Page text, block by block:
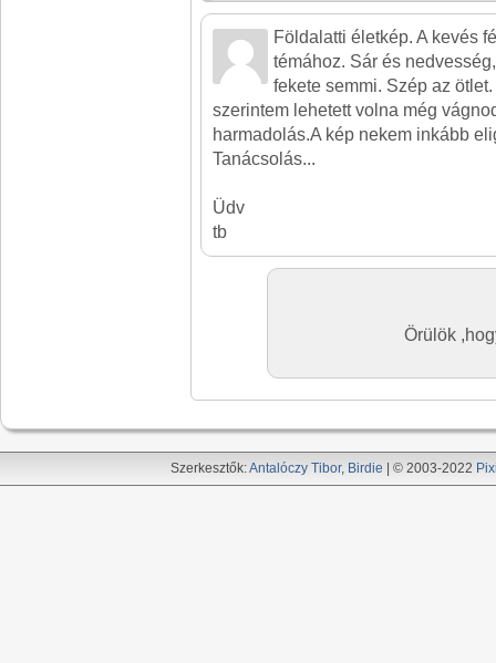
Földalatti életkép. A kevés
témához. Sár és
fekete semmi. Szép az
szerintem lehetett volna még
harmadolás.A kép nekem inkább
Tanácsolás...
Üdv
tb
Örülök
Szerkesztők:Antalóczy Tibor, Birdie | © 2003-2022